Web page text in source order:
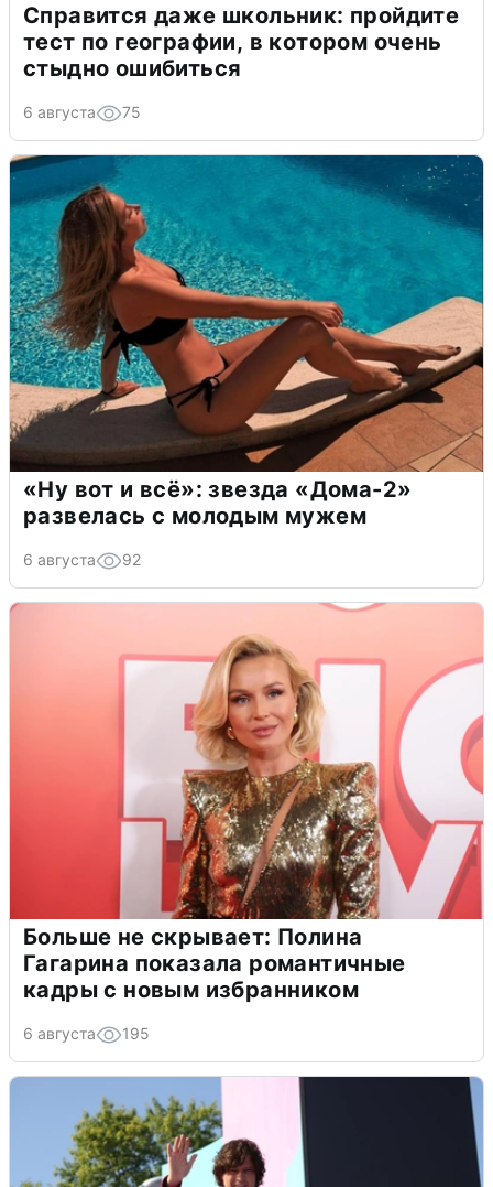
Справится даже школьник: пройдите
тест по географии, в котором очень
стыдно ошибиться
6 августа 75
«Ну вот и всё»: звезда «Дома-2»
развелась с молодым мужем
6 августа 92
Больше не скрывает: Полина
Гагарина показала романтичные
кадры с новым избранником
6 августа 195